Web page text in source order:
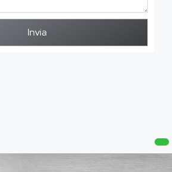
Invia